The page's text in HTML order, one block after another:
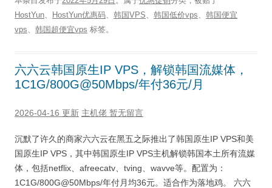
HostYun、 HostYun优惠码、 韩国VPS、 韩国低价vps、 韩国便宜
vps、 韩国超便宜vps 标签。
六六云韩国原生IP VPS，解锁韩国流媒体，
1C1G/800G@50Mbps/年付36元/月
2026-04-16 更新 主机佬 暂无留言
沉默了许久的商家六六云在黑五之际推出了韩国原生IP VPS和美
国原生IP VPS，其中韩国原生IP VPS主机解锁韩国本土所有流媒
体，包括netflix、afreecatv、tving、wavve等。配置为：
1C1G/800G@50Mbps/年付月均36元。适合作为落地鸡。 六六